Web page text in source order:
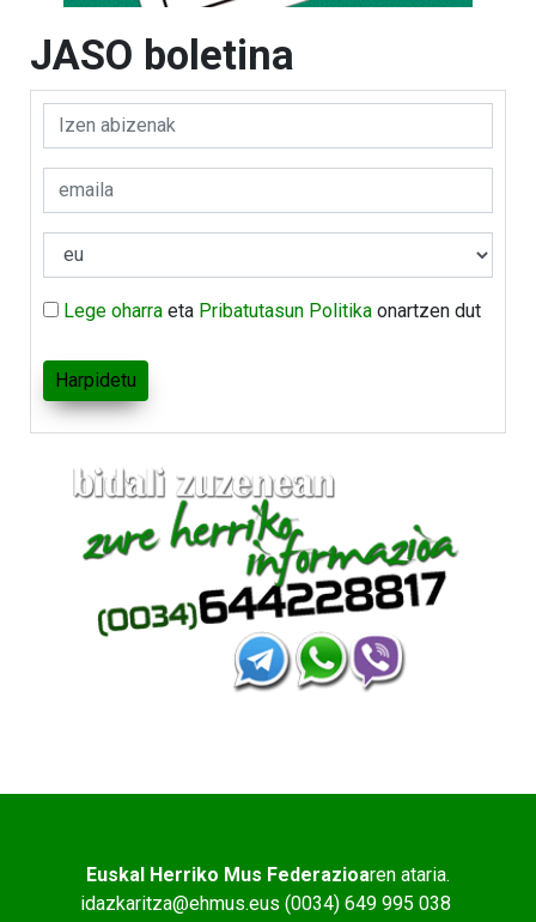
JASO boletina
Lege oharra eta Pribatutasun Politika onartzen dut
Euskal Herriko Mus Federazioaren ataria.
idazkaritza@ehmus.eus (0034) 649 995 038